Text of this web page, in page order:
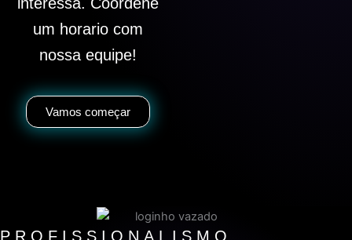
um horario com
nossa equipe!
Vamos começar
PROFISSIONALISMO